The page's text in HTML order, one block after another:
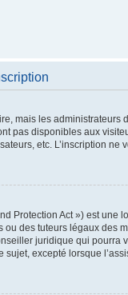
mais les
pas disponibles aux
etc. L’inscription
Protection Act ») est
des tuteurs légaux des
juridique qui pourra
excepté lorsque